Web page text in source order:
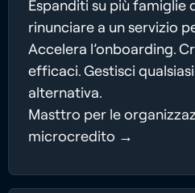
Espanditi su più famiglie
rinunciare a un servizio
Accelera l’onboarding.
efficaci. Gestisci
alternativa.
Masttro per le
microcredito →